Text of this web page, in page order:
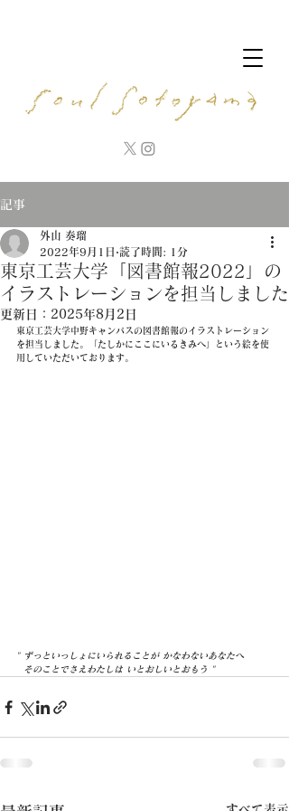
記事
東京工芸大学「図書館報2022」の
イラストレーションを担当しました
外山 奏瑠
2022年9月1日 読了時間: 1分
更新日： 2025年8月2日
東京工芸大学中野キャンパスの図書館報のイラストレーション
を担当しました。「たしかにここにいるきみへ」という絵を使
用していただいております。
" ずっといっしょにいられることが かなわないあなたへ
  そのことでさえわたしは いとおしいとおもう "